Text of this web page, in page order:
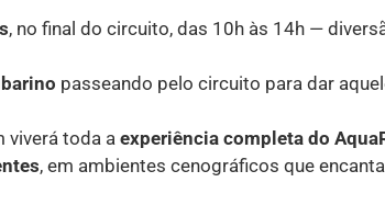
, no final do circuito, das 10h às 14h —
passeando pelo circuito para dar
viverá toda a experiência completa do
, em ambientes cenográficos que